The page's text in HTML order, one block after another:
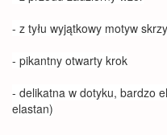
- z tyłu wyjątkowy motyw
- pikantny otwarty krok
- delikatna w dotyku, bardzo
elastan)